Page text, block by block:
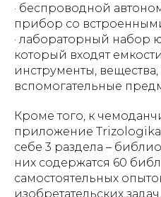
· беспроводной
прибор со
· лабораторный набор
который входят
инструменты,
вспомогательные
Кроме того, к
приложение
себе 3 раздела –
них содержатся 60
самостоятельных
изобретательских задач.